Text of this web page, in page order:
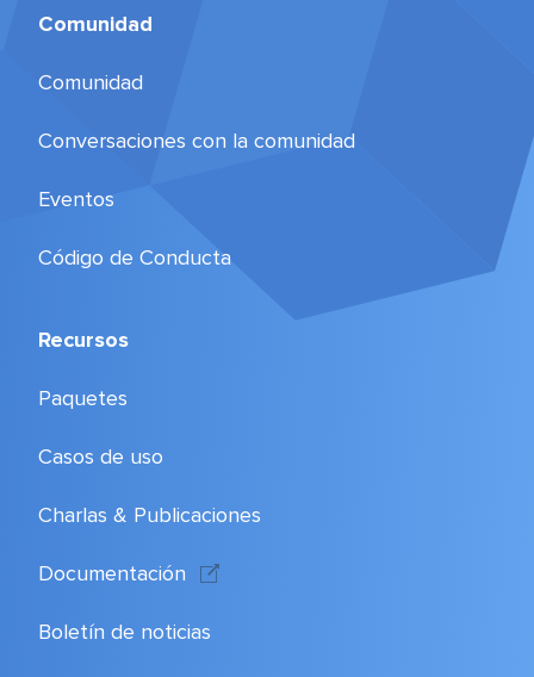
Comunidad
Comunidad
Conversaciones con la comunidad
Eventos
Código de Conducta
Recursos
Paquetes
Casos de uso
Charlas & Publicaciones
Documentación
Boletín de noticias